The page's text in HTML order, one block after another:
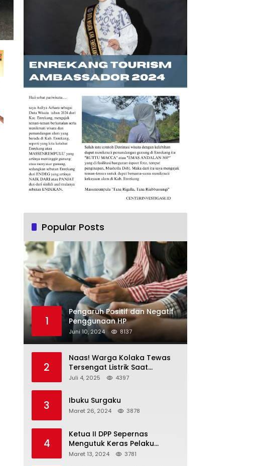
Popular Posts
1
Pengaruh Positif dan Negatif
Penggunaan HP
Juni 10, 2024 8137
2
Naas! Warga Kolaka Tewas
Tersengat Listrik Saat
Persiapan Grand Opening
Juli 4, 2025 4397
3 Ibuku Surgaku
Maret 26, 2024 3878
4
Ketua II DPP Sepernas
Mengutuk Keras Pelaku
Pengeroyokan Wartawan
Maret 13, 2024 3781